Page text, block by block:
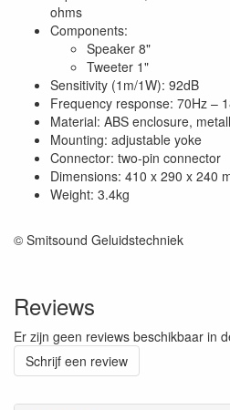
ohms
Components:
Speaker 8"
Tweeter 1"
Sensitivity (1m/1W): 92dB
Frequency response: 70Hz –
Material: ABS enclosure,
Mounting: adjustable yoke
Connector: two-pin connector
Dimensions: 410 x 290 x 240
Weight: 3.4kg
© Smitsound Geluidstechniek
Reviews
Er zijn geen reviews beschikbaar in
Schrijf een review